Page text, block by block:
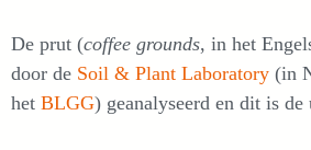
De prut (coffee grounds, in het
door de Soil & Plant Laboratory (in
het BLGG) geanalyseerd en dit is de